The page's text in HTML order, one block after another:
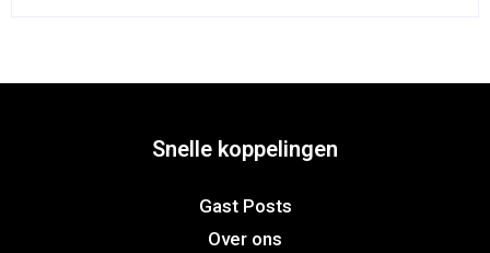
Snelle koppelingen
Gast Posts
Over ons